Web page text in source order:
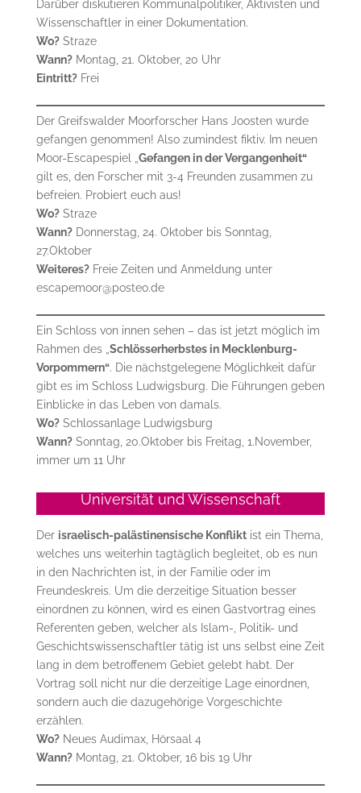
Darüber diskutieren Kommunalpolitiker, Aktivisten und
Wissenschaftler in einer Dokumentation.
Wo?Straze
Wann?Montag, 21. Oktober, 20 Uhr
Eintritt?Frei
Der Greifswalder Moorforscher Hans Joosten wurde
gefangen genommen! Also zumindest fiktiv. Im neuen
Moor-Escapespiel „Gefangen in der Vergangenheit“
gilt es, den Forscher mit 3-4 Freunden zusammen zu
befreien. Probiert euch aus!
Wo?Straze
Wann?Donnerstag, 24. Oktober bis Sonntag,
27.Oktober
Weiteres?Freie Zeiten und Anmeldung unter
escapemoor@posteo.de
Ein Schloss von innen sehen – das ist jetzt möglich im
Rahmen des „Schlösserherbstes in Mecklenburg-
Vorpommern“. Die nächstgelegene Möglichkeit dafür
gibt es im Schloss Ludwigsburg. Die Führungen geben
Einblicke in das Leben von damals.
Wo?Schlossanlage Ludwigsburg
Wann?Sonntag, 20.Oktober bis Freitag, 1.November,
immer um 11 Uhr
Universität und Wissenschaft
Der israelisch-palästinensische Konfliktist ein Thema,
welches uns weiterhin tagtäglich begleitet, ob es nun
in den Nachrichten ist, in der Familie oder im
Freundeskreis. Um die derzeitige Situation besser
einordnen zu können, wird es einen Gastvortrag eines
Referenten geben, welcher als Islam-, Politik- und
Geschichtswissenschaftler tätig ist uns selbst eine Zeit
lang in dem betroffenem Gebiet gelebt habt. Der
Vortrag soll nicht nur die derzeitige Lage einordnen,
sondern auch die dazugehörige Vorgeschichte
erzählen.
Wo?Neues Audimax, Hörsaal 4
Wann?Montag, 21. Oktober, 16 bis 19 Uhr